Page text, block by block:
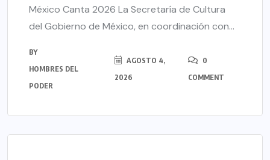
México Canta 2026 La Secretaría de Cultura
del Gobierno de México, en coordinación con...
BY
HOMBRES DEL
PODER
AGOSTO 4,
2026
0
COMMENT